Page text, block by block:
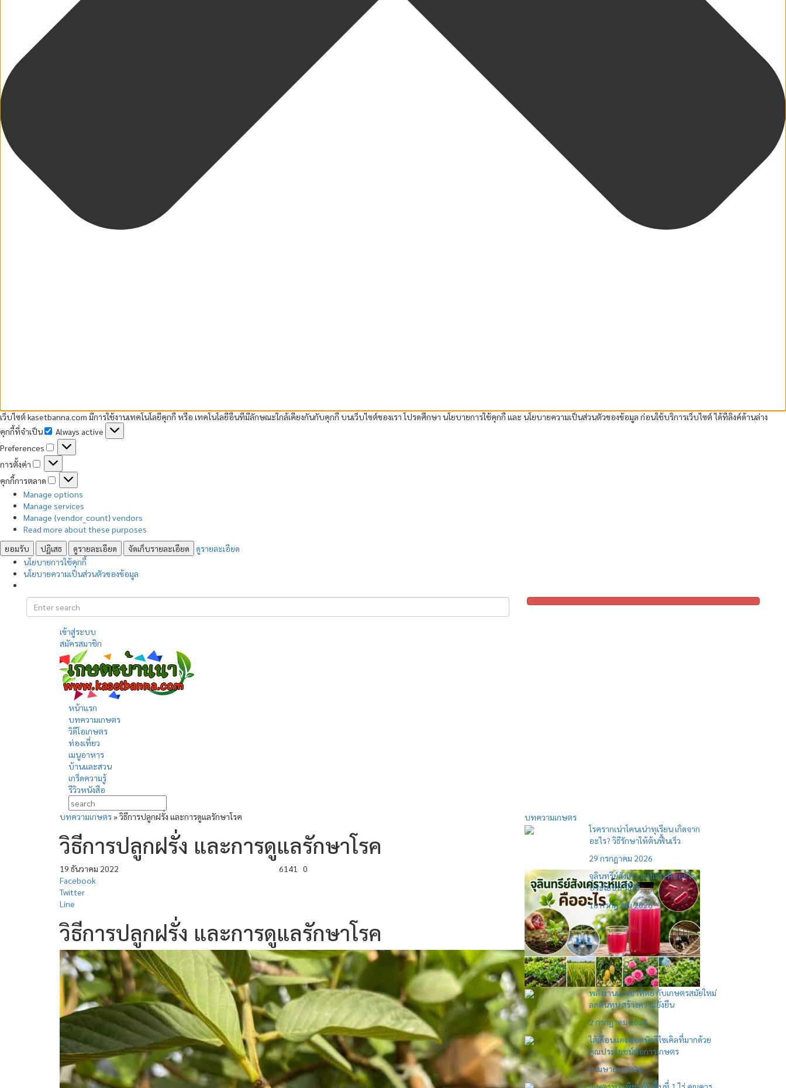
เว็บไซต์ kasetbanna.com มีการใช้งานเทคโนโลยีคุกกี้ หรือ เทคโนโลยีอื่นที่มีลักษณะใกล้เคียงกันกับคุกกี้ บนเว็บไซต์ของเรา โปรดศึกษา นโยบายการใช้คุกกี้ และ นโยบายความเป็นส่วนตัวของข้อมูล ก่อนใช้บริการเว็บไซต์ ได้ที่ลิงค์ด้านล่าง
คุกกี้ที่จำเป็น
คุกกี้
ที่
จำเป็น
Always active
Preferences
Preferences
การตั้งค่า
การ
ตั้ง
ค่า
คุกกี้การตลาด
คุกกี้
การ
ตลาด
Manage options
Manage services
Manage {vendor_count} vendors
Read more about these purposes
ยอมรับ
ปฏิเสธ ดูรายละเอียด จัดเก็บรายละเอียด
ดูรายละเอียด
นโยบายการใช้คุกกี้
นโยบายความเป็นส่วนตัวของข้อมูล
เข้าสู่ระบบ
สมัครสมาชิก
หน้าแรก
บทความเกษตร
วิดีโอเกษตร
ท่องเที่ยว
เมนูอาหาร
บ้านและสวน
เกร็ดความรู้
รีวิวหนังสือ
บทความเกษตร»วิธีการปลูกฝรั่ง และการดูแลรักษาโรค
วิธีการปลูกฝรั่ง และการดูแลรักษาโรค
19 ธันวาคม 2022 6141
0
Facebook
Twitter
Line
วิธีการปลูกฝรั่ง และการดูแลรักษาโรค
บทความเกษตร
โรครากเน่าโคนเน่าทุเรียน เกิดจาก
อะไร? วิธีรักษาให้ต้นฟื้นเร็ว
29 กรกฎาคม 2026
จุลินทรีย์สังเคราะห์แสง คืออะไร?
ประโยชน์ วิธีใช้
16 กรกฎาคม 2026
พลังงานแสงอาทิตย์ กับเกษตรสมัยใหม่
ลดต้นทุน สร้างความยั่งยืน
2 กรกฎาคม 2026
ไส้เดือนแดง ยอดนักรีไซเคิลที่มากด้วย
คุณประโยชน์ต่อการเกษตร
8 เมษายน 2026